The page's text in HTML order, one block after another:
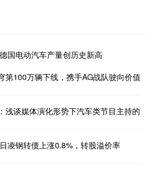
国电动汽车产量创历史新高
第100万辆下线，携手AG战队驶向价值
浅谈媒体演化形势下汽车类节目主持的
凌钢转债上涨0.8%，转股溢价率